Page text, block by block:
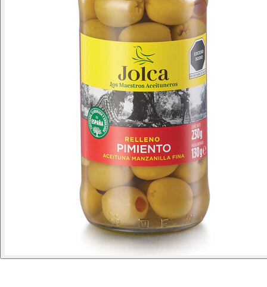
Mar de Frades Mc Harrison Miró Nozeco
Peñascal Pommery Prado Vega
Ruavieja Russian Standard
Sandeman Santa Julia Santiveri SiscaSolan de Cabras
Tarradellas Tom Cherry Trabanco Villa Massa